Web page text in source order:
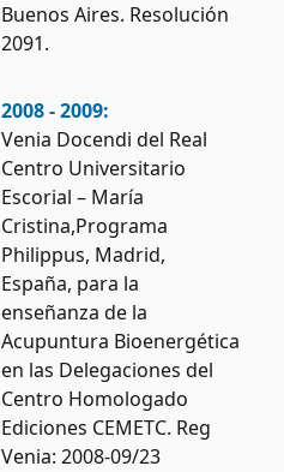
Buenos Aires. Resolución
2091.
2008 - 2009:
Venia Docendi del Real
Centro Universitario
Escorial – María
Cristina,Programa
Philippus, Madrid,
España, para la
enseñanza de la
Acupuntura Bioenergética
en las Delegaciones del
Centro Homologado
Ediciones CEMETC. Reg
Venia: 2008-09/23